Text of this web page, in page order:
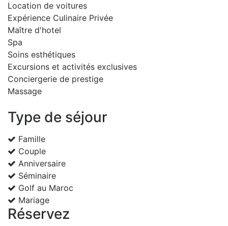
Location de voitures
Expérience Culinaire Privée
Maître d'hotel
Spa
Soins esthétiques
Excursions et activités exclusives
Conciergerie de prestige
Massage
Type de séjour
Famille
Couple
Anniversaire
Séminaire
Golf au Maroc
Mariage
Réservez